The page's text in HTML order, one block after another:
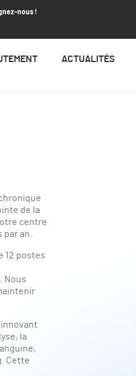
nous !
ACTUALITÉS
de la
centre
par an.
12 postes
Nous
la
Cette